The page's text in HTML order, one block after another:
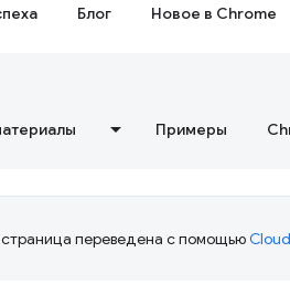
Блог Новое в Chrome
Примеры
переведена с помощью